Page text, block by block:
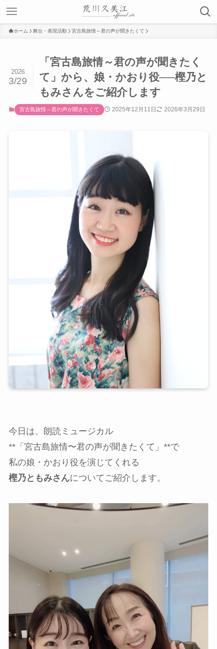
ホーム 舞台・表現活動 宮古島旅情～君の声が聞きたくて
「宮古島旅情～君の声が聞きたく
て」から、娘・かおり役──樫乃と
もみさんをご紹介します
2026
3/29
宮古島旅情～君の声が聞きたくて 2025年12月11日 2026年3月29日
今日は、朗読ミュージカル
**「宮古島旅情〜君の声が聞きたくて」**で
私の娘・かおり役を演じてくれる
樫乃ともみさんについてご紹介します。